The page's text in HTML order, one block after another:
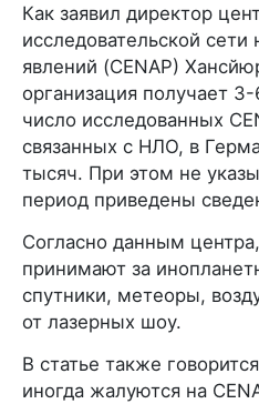
Как заявил директор
исследовательской
явлений (CENAP)
организация получает
число исследованных
связанных с НЛО, в
тысяч. При этом не
период приведены
Согласно данным
принимают за
спутники, метеоры,
от лазерных шоу.
В статье также
иногда жалуются на